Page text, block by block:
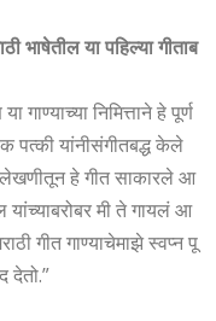
भाषेतील या पहिल्या गीताब
गाण्याच्या निमित्ताने हे पूर्ण
पत्की यांनीसंगीतबद्ध केले
लेखणीतून हे गीत साकारले आ
मी ते गायलं आ
गीत गाण्याचेमाझे स्वप्न पू
देतो.”